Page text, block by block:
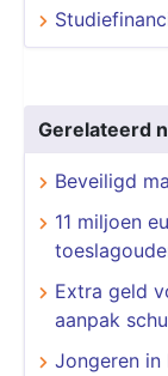
Gerelateerd
Beveiligd
11 miljoen
Extra geld
aanpak
Jongeren in